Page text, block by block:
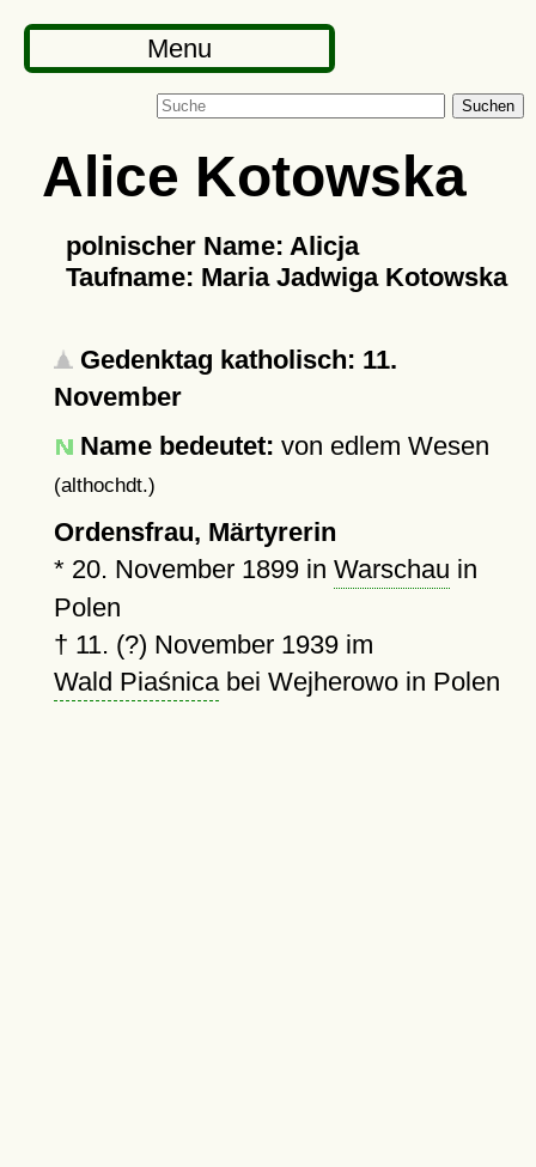
Menu
Suchen
Alice Kotowska
polnischer Name: Alicja
Taufname: Maria Jadwiga Kotowska
Gedenktag katholisch: 11.
November
Name bedeutet: von edlem Wesen
(althochdt.)
Ordensfrau, Märtyrerin
* 20. November 1899in Warschau in
Polen
† 11. (?) November 1939im
Wald Piaśnicabei Wejherowo in Polen